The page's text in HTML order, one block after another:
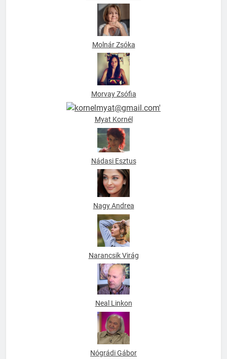
Molnár Zsóka
Morvay Zsófia
Myat Kornél
Nádasi Esztus
Nagy Andrea
Narancsik Virág
Neal Linkon
Nógrádi Gábor